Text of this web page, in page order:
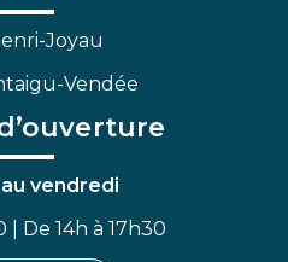
Joyau
Vendée
vendredi
| De 14h à 17h30